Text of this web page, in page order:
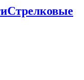
Стрелковые